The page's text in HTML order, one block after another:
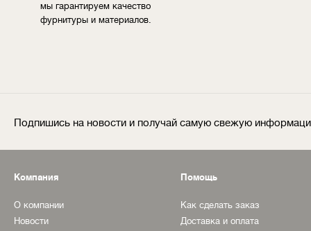
мы гарантируем качество
фурнитуры и материалов.
Подпишись на новости и получай самую свежую
Компания
О компании
Новости
Помощь
Как сделать заказ
Доставка и оплата